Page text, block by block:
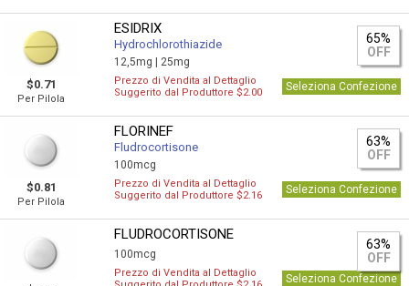
$0.71
Per Pilola
ESIDRIX
Hydrochlorothiazide
12,5mg | 25mg
65%
OFF
Prezzo di Vendita al Dettaglio
Suggerito dal Produttore $2.00
Seleziona Confezione
$0.81
Per Pilola
FLORINEF
Fludrocortisone
100mcg
63%
OFF
Prezzo di Vendita al Dettaglio
Suggerito dal Produttore $2.16
Seleziona Confezione
FLUDROCORTISONE
100mcg
63%
OFF
Prezzo di Vendita al Dettaglio
Seleziona Confezione